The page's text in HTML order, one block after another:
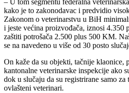
– U tom segmentu federalna
kako je to zakonodavac i predvidio
Zakonom o veterinarstvu u BiH
i jeste većina proizvođača, iznosi
zaštiti potrošača 2.500 plus 500 KM.
se na navedeno u više od 30 posto
On kaže da su objekti, tačnije klaonice,
kantonalne veterinarske inspekcije ako
dok u slučaju da su registrirane samo
ovlašteni veterinari.